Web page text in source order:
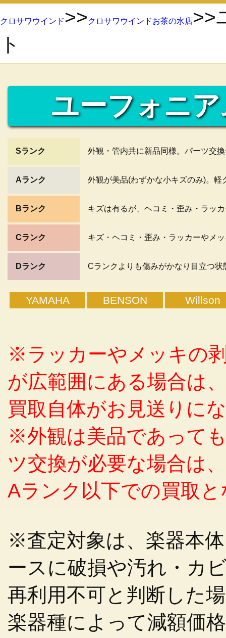
クロサワウインド >> クロサワウインドお茶の水店>>
ト
ユーフォニ
Sランク 外観・管内共に新品同様。パーツ交
Aランク 外観が美品(わずかな小キズのみ)。
Bランク キズは有るが、ヘコミ・歪み・ラッ
Cランク キズ・ヘコミ・歪み・ラッカーやメ
Dランク Cランクよりも傷みがかなり目立つ
YAMAHA BENSON Willson
※ラッカーやメッキの
が広範囲にある場合は、
買取自体がお見送りに
※外観は美品であって
ツ交換が必要な場合は、
Aランク以下での買取
※査定対象は、楽器本
ースに破損や汚れ・カ
再利用不可と判断した
楽器種によって減額価